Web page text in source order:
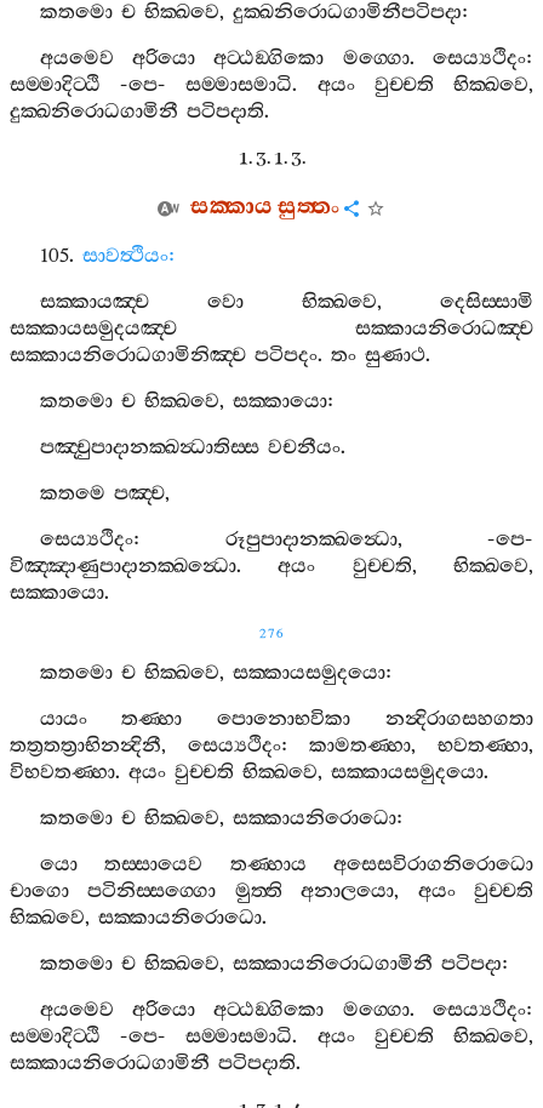
කතමො ච භික‍්ඛවෙ, දුක‍්ඛනිරොධගාමිනීපටිපදා:
අයමෙව
අරියො අට‍්ඨඞ‍්ගිකො මග‍්ගො. සෙය්‍යථිදං:
සම‍්මාදිට‍්ඨි -පෙ-සම‍්මාසමාධි. අයං වුච‍්චති භික‍්ඛවෙ,
දුක‍්ඛනිරොධගාමිනී පටිපදාති.
1. 3. 1. 3.
සක‍්කායසුත‍්තං
105. සාවත්‍ථියං:
සක‍්කායඤ‍්ච
වො භික‍්ඛවෙ, දෙසිස‍්සාමි
සක‍්කායසමුදයඤ‍්ච
සක‍්කායනිරොධඤ‍්ච
සක‍්කායනිරොධගාමිනිඤ‍්ච පටිපදං. තං සුණාථ.
කතමො ච භික‍්ඛවෙ, සක‍්කායො:
පඤ‍්චුපාදානක‍්ඛන්‍ධාතිස‍්ස වචනීයං.
කතමෙ පඤ‍්ච,
සෙය්‍යථිදං: රූපුපාදානක‍්ඛන්‍ධො, -පෙ-
විඤ‍්ඤාණුපාදානක‍්ඛන්‍ධො.අයං වුච‍්චති,භික‍්ඛවෙ,
සක‍්කායො.
276
කතමො ච භික‍්ඛවෙ, සක‍්කායසමුදයො:
යායං
තණ‍්හා පොනොභවිකා
නන්‍දිරාගසහගතා
තත්‍රතත්‍රාභිනන්‍දිනී, සෙය්‍යථිදං:කාමතණ‍්හා,භවතණ‍්හා,
විභවතණ‍්හා. අයං වුච‍්චති භික‍්ඛවෙ, සක‍්කායසමුදයො.
කතමො ච භික‍්ඛවෙ, සක‍්කායනිරොධො:
යො
තස‍්සායෙව තණ‍්හාය
අසෙසවිරාගනිරොධො
චාගො
පටිනිස‍්සග‍්ගො මුත‍්ති අනාලයො, අයං
වුච‍්චති
භික‍්ඛවෙ, සක‍්කායනිරොධො.
කතමො ච භික‍්ඛවෙ, සක‍්කායනිරොධගාමිනී පටිපදා:
අයමෙව
අරියො අට‍්ඨඞ‍්ගිකො මග‍්ගො. සෙය්‍යථිදං:
සම‍්මාදිට‍්ඨි -පෙ-සම‍්මාසමාධි. අයං වුච‍්චති භික‍්ඛවෙ,
සක‍්කායනිරොධගාමිනී පටිපදාති.